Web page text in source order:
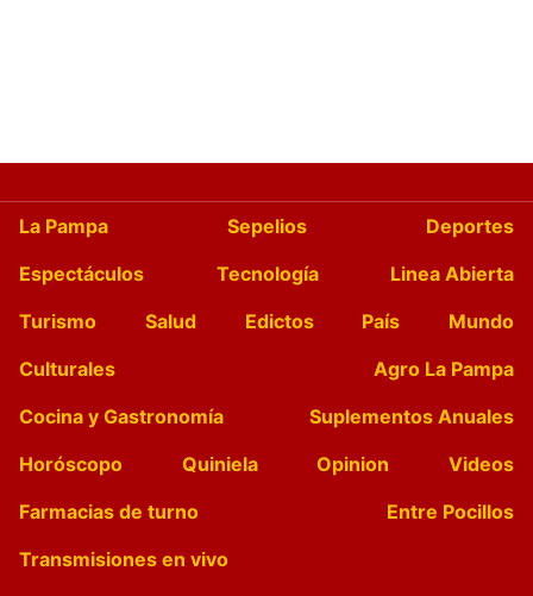
La Pampa Sepelios
Deportes
Espectáculos
Tecnología
Linea Abierta
Turismo
Salud Edictos País
Mundo
Culturales
Agro La Pampa
Cocina y Gastronomía
Suplementos Anuales
Horóscopo
Quiniela Opinion
Videos
Farmacias de turno
Entre Pocillos
Transmisiones en vivo